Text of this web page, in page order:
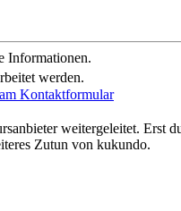
Informationen.
werden.
Kontaktformular
weitergeleitet. Erst
Zutun von kukundo.